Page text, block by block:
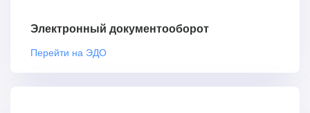
Электронный документооборот
Перейти на ЭДО